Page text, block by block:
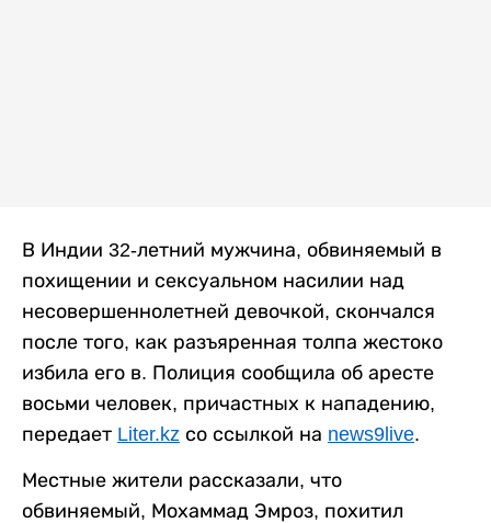
В Индии 32-летний мужчина, обвиняемый в
похищении и сексуальном насилии над
несовершеннолетней девочкой, скончался
после того, как разъяренная толпа жестоко
избила его в. Полиция сообщила об аресте
восьми человек, причастных к нападению,
передает Liter.kz со ссылкой на news9live.
Местные жители рассказали, что
обвиняемый, Мохаммад Эмроз, похитил